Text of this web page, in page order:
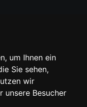
um Ihnen ein
Sie sehen,
wir
unsere Besucher